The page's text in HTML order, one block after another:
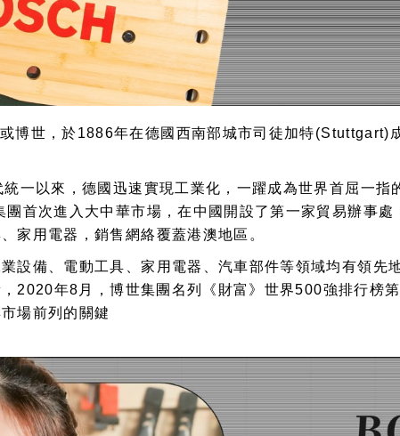
世，於1886年在德國西南部城市司徒加特(Stuttgart)
一以來，德國迅速實現工業化，一躍成為世界首屈一指
首次進入大中華市場，在中國開設了第一家貿易辦事
家用電器，銷售網絡覆蓋港澳地區。
設備、電動工具、家用電器、汽車部件等領域均有領先
2020年8月，博世集團名列《財富》世界500強排行榜
場前列的關鍵